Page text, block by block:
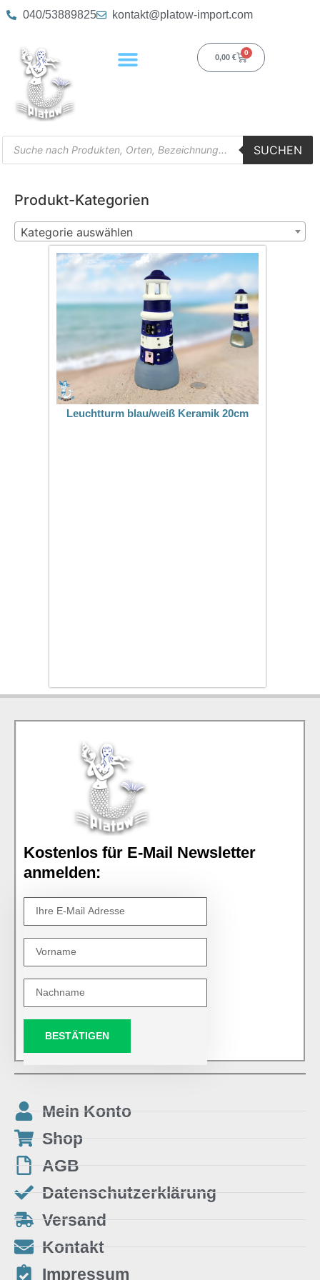
040/53889825 kontakt@platow-import.com
0,00 €
0
SUCHEN
Produkt-Kategorien
Kategorie auswählen
Leuchtturm blau/weiß Keramik 20cm
Kostenlos für E-Mail Newsletter
anmelden:
BESTÄTIGEN
Mein Konto
Shop
AGB
Datenschutzerklärung
Versand
Kontakt
Impressum